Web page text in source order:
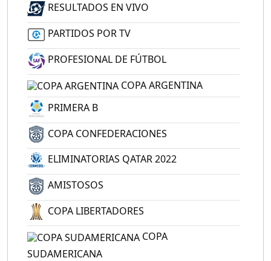
RESULTADOS EN VIVO
PARTIDOS POR TV
PROFESIONAL DE FÚTBOL
COPA ARGENTINA
PRIMERA B
COPA CONFEDERACIONES
ELIMINATORIAS QATAR 2022
AMISTOSOS
COPA LIBERTADORES
COPA
SUDAMERICANA